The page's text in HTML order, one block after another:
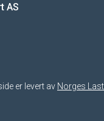
AS
er levert av Norges